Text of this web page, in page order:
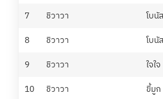
7
ชิวาวา โบนั
8
ชิวาวา โบนั
9
ชิวาวา ใจใจ
10
ชิวาวา ขี้มูก